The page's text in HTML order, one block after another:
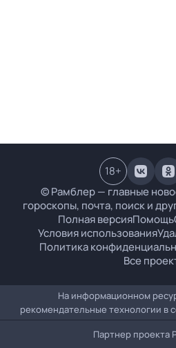
© Рамблер — главные
гороскопы, почта, поиск и
Полная версияПомощь
Условия использования
Политика
Все
18+
На информационном
рекомендательные технологии в
Партнер проекта